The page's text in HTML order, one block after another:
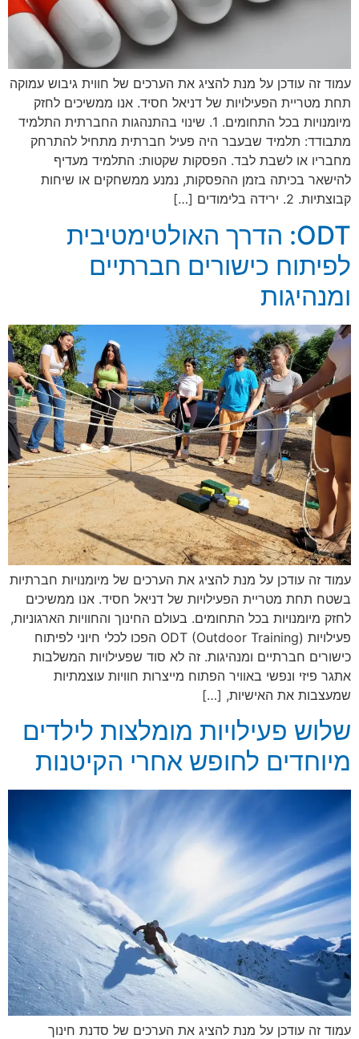
עמוד זה עודכן על מנת להציג את הערכים של חווית גיבוש עמוקה
תחת מטריית הפעילויות של דניאל חסיד. אנו ממשיכים לחזק
מיומנויות בכל התחומים. 1. שינוי בהתנהגות החברתית התלמיד
מתבודד: תלמיד שבעבר היה פעיל חברתית מתחיל להתרחק
מחבריו או לשבת לבד. הפסקות שקטות: התלמיד מעדיף
להישאר בכיתה בזמן ההפסקות, נמנע ממשחקים או שיחות
קבוצתיות. 2. ירידה בלימודים […]
ODT: הדרך האולטימטיבית
לפיתוח כישורים חברתיים
ומנהיגות
עמוד זה עודכן על מנת להציג את הערכים של מיומנויות חברתיות
בשטח תחת מטריית הפעילויות של דניאל חסיד. אנו ממשיכים
לחזק מיומנויות בכל התחומים. בעולם החינוך והחוויות הארגוניות,
פעילויות ODT (Outdoor Training) הפכו לכלי חיוני לפיתוח
כישורים חברתיים ומנהיגות. זה לא סוד שפעילויות המשלבות
אתגר פיזי ונפשי באוויר הפתוח מייצרות חוויות עוצמתיות
שמעצבות את האישיות, […]
שלוש פעילויות מומלצות לילדים
מיוחדים לחופש אחרי הקיטנות
עמוד זה עודכן על מנת להציג את הערכים של סדנת חינוך